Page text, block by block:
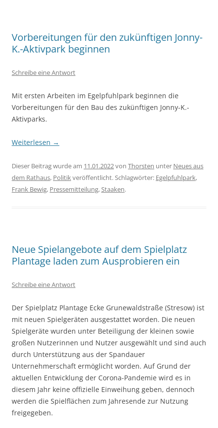
Vorbereitungen für den zukünftigen Jonny-
K.-Aktivpark beginnen
Schreibe eine Antwort
Mit ersten Arbeiten im Egelpfuhlpark beginnen die
Vorbereitungen für den Bau des zukünftigen Jonny-K.-
Aktivparks.
Weiterlesen →
Dieser Beitrag wurde am 11.01.2022von Thorsten unter Neues aus
dem Rathaus, Politikveröffentlicht. Schlagwörter: Egelpfuhlpark,
Frank Bewig, Pressemitteilung,Staaken.
Neue Spielangebote auf dem Spielplatz
Plantage laden zum Ausprobieren ein
Schreibe eine Antwort
Der Spielplatz Plantage Ecke Grunewaldstraße (Stresow) ist
mit neuen Spielgeräten ausgestattet worden. Die neuen
Spielgeräte wurden unter Beteiligung der kleinen sowie
großen Nutzerinnen und Nutzer ausgewählt und sind auch
durch Unterstützung aus der Spandauer
Unternehmerschaft ermöglicht worden. Auf Grund der
aktuellen Entwicklung der Corona-Pandemie wird es in
diesem Jahr keine offizielle Einweihung geben, dennoch
werden die Spielflächen zum Jahresende zur Nutzung
freigegeben.